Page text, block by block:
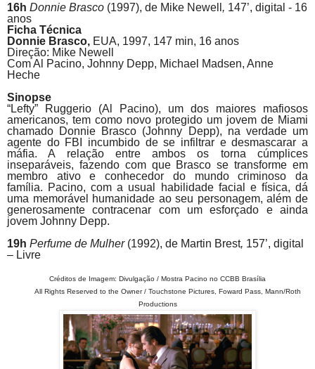
16h Donnie Brasco (1997), de Mike Newell , 147’, digital - 16
anos
Ficha Técnica
Donnie Brasco, EUA, 1997, 147 min, 16 anos
Direção: Mike Newell
Com Al
Pacino, Johnny Depp, Michael Madsen, Anne
Heche
Sinopse
“Lefty” Ruggerio (Al
Pacino), um dos maiores mafiosos
americanos, tem como novo protegido um jovem de Miami
chamado Donnie Brasco (Johnny Depp), na verdade um
agente do FBI incumbido de se infiltrar e desmascarar a
máfia. A relação entre ambos os torna cúmplices
inseparáveis, fazendo com que Brasco se transforme em
membro ativo e conhecedor do mundo criminoso da
família. Pacino, com a usual habilidade facial e física, dá
uma memorável humanidade ao seu personagem, além de
generosamente contracenar com um esforçado e ainda
jovem Johnny Depp.
19h Perfume de Mulher (1992), de Martin Brest, 157’, digital
– Livre
Créditos de Imagem: Divulgação / Mostra Pacino no CCBB Brasília
All Rights Reserved to the Owner / Touchstone Pictures, Foward Pass, Mann/Roth
Productions